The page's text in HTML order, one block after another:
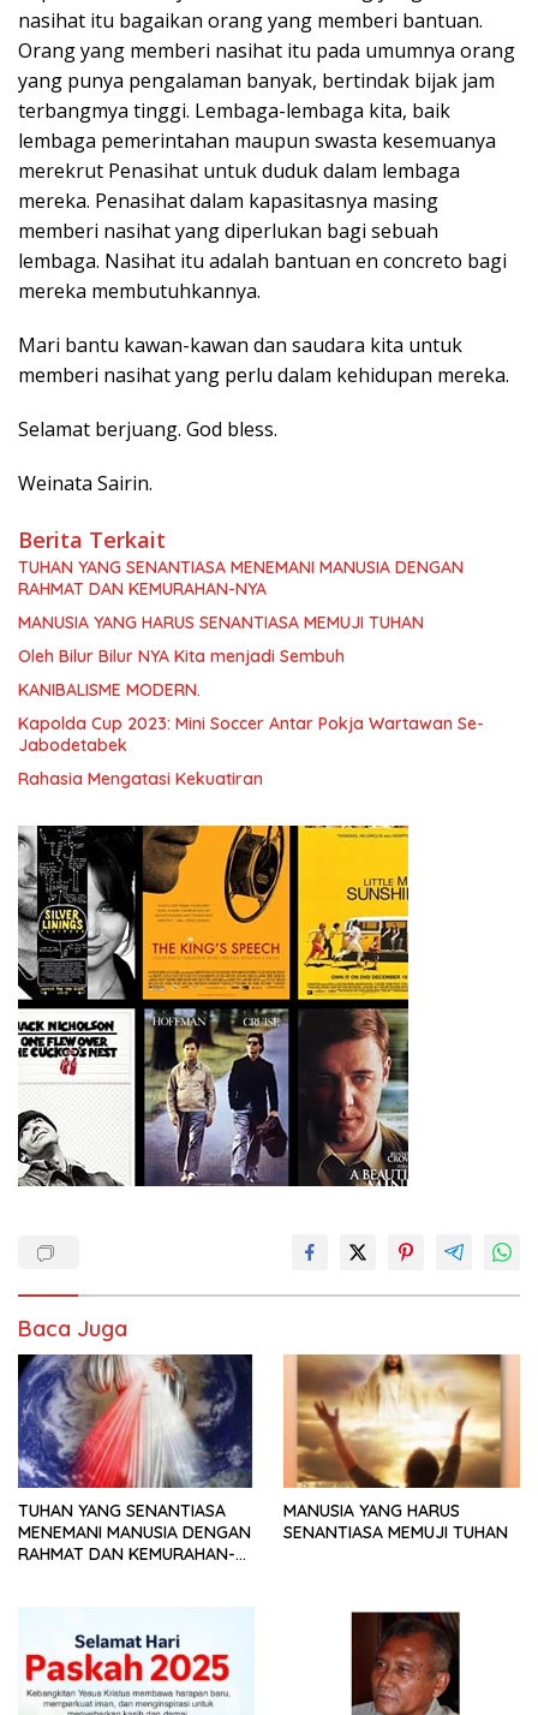
nasihat itu bagaikan orang yang memberi bantuan.
Orang yang memberi nasihat itu pada umumnya orang
yang punya pengalaman banyak, bertindak bijak jam
terbangmya tinggi. Lembaga-lembaga kita, baik
lembaga pemerintahan maupun swasta kesemuanya
merekrut Penasihat untuk duduk dalam lembaga
mereka. Penasihat dalam kapasitasnya masing
memberi nasihat yang diperlukan bagi sebuah
lembaga. Nasihat itu adalah bantuan en concreto bagi
mereka membutuhkannya.
Mari bantu kawan-kawan dan saudara kita untuk
memberi nasihat yang perlu dalam kehidupan mereka.
Selamat berjuang. God bless.
Weinata Sairin.
Berita Terkait
TUHAN YANG SENANTIASA MENEMANI MANUSIA DENGAN
RAHMAT DAN KEMURAHAN-NYA
MANUSIA YANG HARUS SENANTIASA MEMUJI TUHAN
Oleh Bilur Bilur NYA Kita menjadi Sembuh
KANIBALISME MODERN.
Kapolda Cup 2023: Mini Soccer Antar Pokja Wartawan Se-
Jabodetabek
Rahasia Mengatasi Kekuatiran
Baca Juga
TUHAN YANG SENANTIASA
MENEMANI MANUSIA DENGAN
RAHMAT DAN KEMURAHAN-
MANUSIA YANG HARUS
SENANTIASA MEMUJI TUHAN